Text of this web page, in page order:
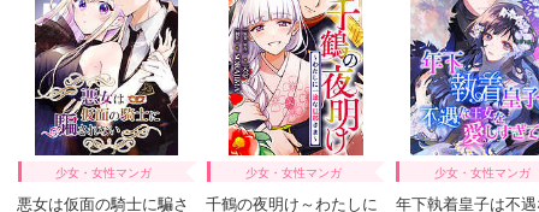
少女・女性マンガ
悪女は仮面の騎士に騙さ
少女・女性マンガ
千鶴の夜明け～わたしに
少女・女性マンガ
年下執着皇子は不